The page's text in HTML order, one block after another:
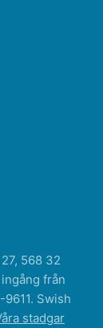
568 32
från
Swish
stadgar